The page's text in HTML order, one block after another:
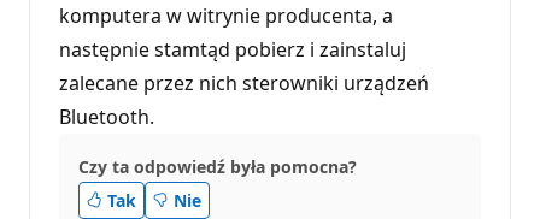
komputera w witrynie producenta, a
następnie stamtąd pobierz i zainstaluj
zalecane przez nich sterowniki urządzeń
Bluetooth.
Czy ta odpowiedź była pomocna?
Tak
Nie